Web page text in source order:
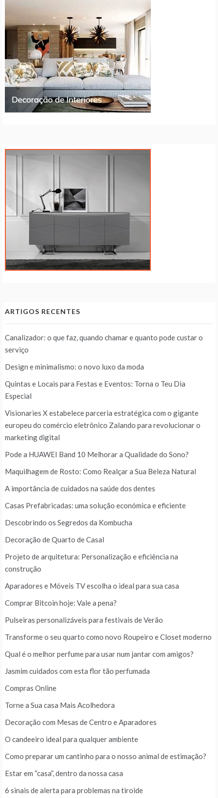
ARTIGOS RECENTES
Canalizador: o que faz, quando chamar e quanto pode custar o
serviço
Design e minimalismo: o novo luxo da moda
Quintas e Locais para Festas e Eventos: Torna o Teu Dia
Especial
Visionaries X estabelece parceria estratégica com o gigante
europeu do comércio eletrônico Zalando para revolucionar o
marketing digital
Pode a HUAWEI Band 10 Melhorar a Qualidade do Sono?
Maquilhagem de Rosto: Como Realçar a Sua Beleza Natural
A importância de cuidados na saúde dos dentes
Casas Prefabricadas: uma solução económica e eficiente
Descobrindo os Segredos da Kombucha
Decoração de Quarto de Casal
Projeto de arquitetura: Personalização e eficiência na
construção
Aparadores e Móveis TV escolha o ideal para sua casa
Comprar Bitcoin hoje: Vale a pena?
Pulseiras personalizáveis para festivais de Verão
Transforme o seu quarto como novo Roupeiro e Closet moderno
Qual é o melhor perfume para usar num jantar com amigos?
Jasmim cuidados com esta flor tão perfumada
Compras Online
Torne a Sua casa Mais Acolhedora
Decoração com Mesas de Centro e Aparadores
O candeeiro ideal para qualquer ambiente
Como preparar um cantinho para o nosso animal de estimação?
Estar em “casa”, dentro da nossa casa
6 sinais de alerta para problemas na tiroide